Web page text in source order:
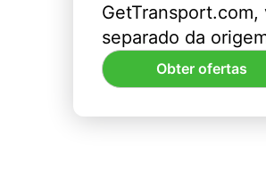
separado da
Obter ofertas